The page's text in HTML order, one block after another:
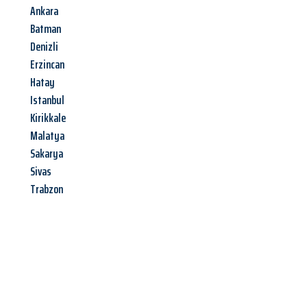
Ankara
Batman
Denizli
Erzincan
Hatay
Istanbul
Kirikkale
Malatya
Sakarya
Sivas
Trabzon